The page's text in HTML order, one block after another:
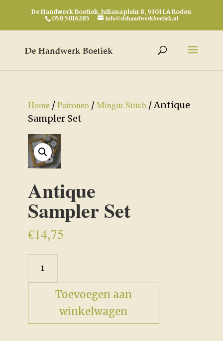
De Handwerk Boetiek, Julianaplein 8, 9301 LA Roden
050 5016285
info@dehandwerkboetiek.nl
Home/Patronen/Mingiu Stitch/ Antique
Sampler Set
Antique
Sampler Set
€14,75
Sampler
Toevoegen aan
winkelwagen